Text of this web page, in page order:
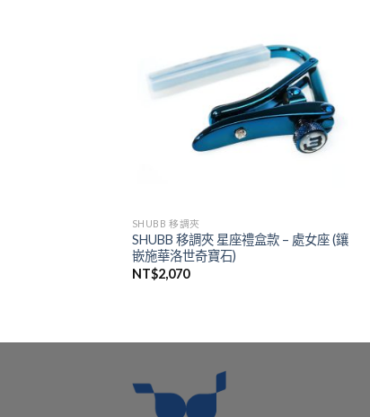
SHUBB 移調夾
SHUBB 移調夾 星座禮盒款 – 處女座 (鑲
嵌施華洛世奇寶石)
NT$2,070